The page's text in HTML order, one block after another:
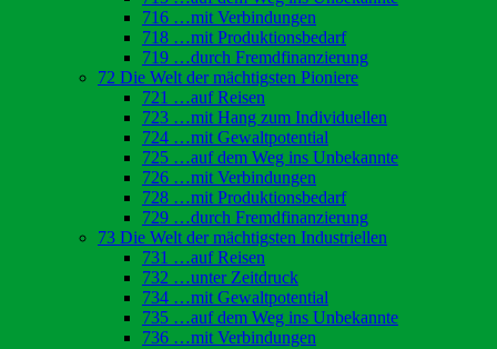
716 …mit Verbindungen
718 …mit Produktionsbedarf
719 …durch Fremdfinanzierung
72 Die Welt der mächtigsten Pioniere
721 …auf Reisen
723 …mit Hang zum Individuellen
724 …mit Gewaltpotential
725 …auf dem Weg ins Unbekannte
726 …mit Verbindungen
728 …mit Produktionsbedarf
729 …durch Fremdfinanzierung
73 Die Welt der mächtigsten Industriellen
731 …auf Reisen
732 …unter Zeitdruck
734 …mit Gewaltpotential
735 …auf dem Weg ins Unbekannte
736 …mit Verbindungen